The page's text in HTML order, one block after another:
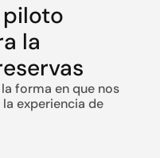
piloto
la
forma en que nos
experiencia de